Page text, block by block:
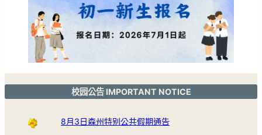
校园公告 IMPORTANT NOTICE
8月3日森州特别公共假期通告